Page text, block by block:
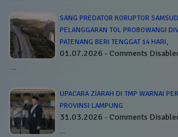
SANG PREDATOR KORUPTOR
PELANGGARAN TOL PROBOWANGI
PATENANG BERI TENGGAT 14 HARI,
01.07.2026 - Comments
…
UPACARA ZIARAH DI TMP WARNAI
PROVINSI LAMPUNG
31.03.2026 - Comments
…